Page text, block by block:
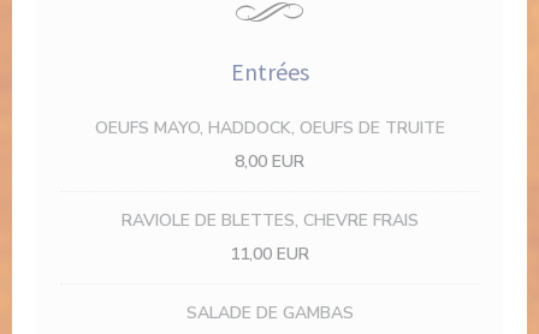
Entrées
OEUFS MAYO, HADDOCK, OEUFS DE TRUITE
8,00 EUR
RAVIOLE DE BLETTES, CHEVRE FRAIS
11,00 EUR
SALADE DE GAMBAS